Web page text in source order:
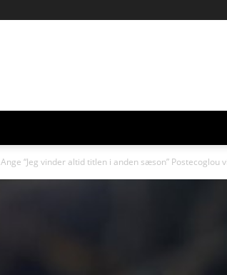
Ange “Jeg vinder altid titlen i anden sæson” Postecoglou